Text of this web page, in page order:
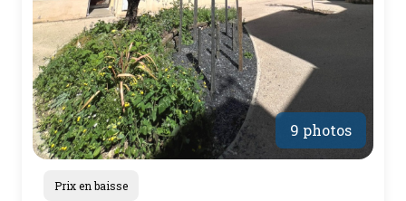
9 photos
Prix en baisse